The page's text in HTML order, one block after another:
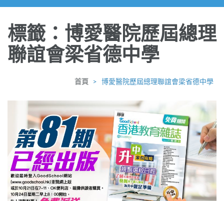
標籤：博愛醫院歷屆總理
聯誼會梁省德中學
首頁 > 博愛醫院歷屆總理聯誼會梁省德中學